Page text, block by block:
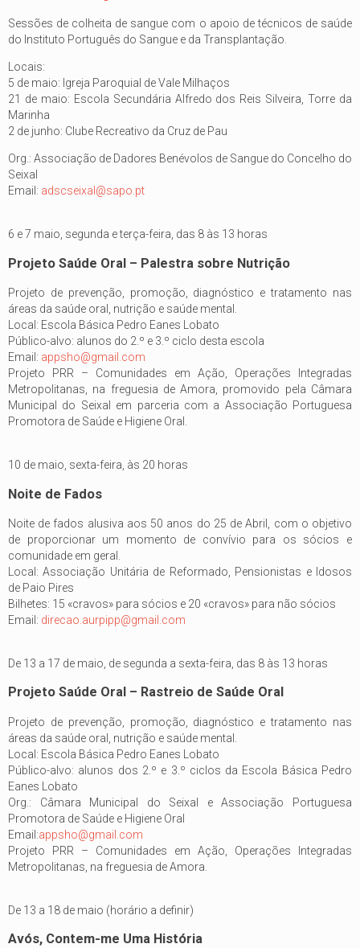
Sessões de colheita de sangue com o apoio de técnicos de saúde
do Instituto Português do Sangue e da Transplantação.
Locais:
5 de maio: Igreja Paroquial de Vale Milhaços
21 de maio: Escola Secundária Alfredo dos Reis Silveira, Torre da
Marinha
2 de junho: Clube Recreativo da Cruz de Pau
Org.: Associação de Dadores Benévolos de Sangue do Concelho do
Seixal
Email: adscseixal@sapo.pt
6 e 7 maio, segunda e terça-feira, das 8 às 13 horas
Projeto Saúde Oral – Palestra sobre Nutrição
Projeto de prevenção, promoção, diagnóstico e tratamento nas
áreas da saúde oral, nutrição e saúde mental.
Local: Escola Básica Pedro Eanes Lobato
Público-alvo: alunos do 2.º e 3.º ciclo desta escola
Email: appsho@gmail.com
Projeto PRR – Comunidades em Ação, Operações Integradas
Metropolitanas, na freguesia de Amora, promovido pela Câmara
Municipal do Seixal em parceria com a Associação Portuguesa
Promotora de Saúde e Higiene Oral.
10 de maio, sexta-feira, às 20 horas
Noite de Fados
Noite de fados alusiva aos 50 anos do 25 de Abril, com o objetivo
de proporcionar um momento de convívio para os sócios e
comunidade em geral.
Local: Associação Unitária de Reformado, Pensionistas e Idosos
de Paio Pires
Bilhetes: 15 «cravos» para sócios e 20 «cravos» para não sócios
Email: direcao.aurpipp@gmail.com
De 13 a 17 de maio, de segunda a sexta-feira, das 8 às 13 horas
Projeto Saúde Oral – Rastreio de Saúde Oral
Projeto de prevenção, promoção, diagnóstico e tratamento nas
áreas da saúde oral, nutrição e saúde mental.
Local: Escola Básica Pedro Eanes Lobato
Público-alvo: alunos dos 2.º e 3.º ciclos da Escola Básica Pedro
Eanes Lobato
Org.: Câmara Municipal do Seixal e Associação Portuguesa
Promotora de Saúde e Higiene Oral
Email:appsho@gmail.com
Projeto PRR – Comunidades em Ação, Operações Integradas
Metropolitanas, na freguesia de Amora.
De 13 a 18 de maio (horário a definir)
Avós, Contem-me Uma História